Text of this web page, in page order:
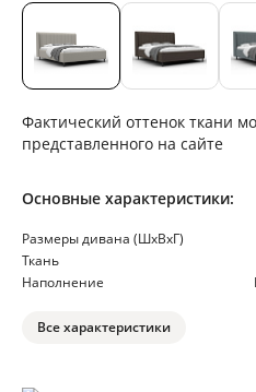
Фактический оттенок ткани
представленного на сайте
Основные характеристики:
Размеры дивана (ШхВхГ)
Ткань
Наполнение
Все характеристики